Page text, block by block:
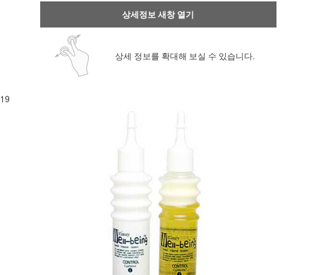
상세정보 새창 열기
상세 정보를 확대해 보실 수 있습니다.
19